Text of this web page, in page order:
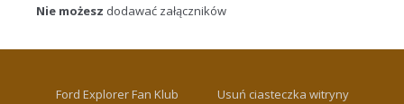
Nie możesz dodawać załączników
Ford Explorer Fan Klub
Usuń ciasteczka witryny